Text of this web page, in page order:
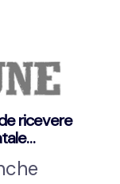
ricevere